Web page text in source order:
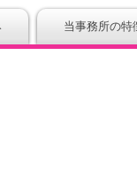
当事務所の特